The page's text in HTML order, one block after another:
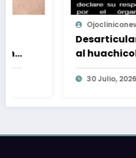
Ojocliniconews.com
Desarticulan a dos
al huachicoleo de
30 Julio, 2026